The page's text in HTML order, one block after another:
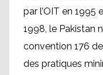
par l’OIT en 1995
1998, le Pakistan
convention 176
des pratiques